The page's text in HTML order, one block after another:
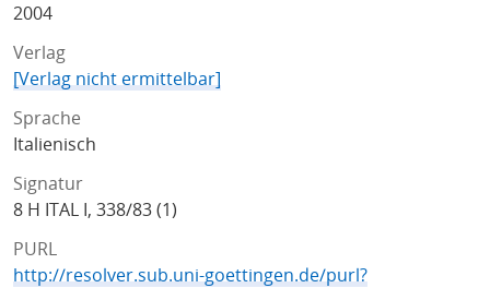
2004
Verlag
[Verlag nicht ermittelbar]
Sprache
Italienisch
Signatur
8 H ITAL I, 338/83 (1)
PURL
http://resolver.sub.uni-goettingen.de/purl?